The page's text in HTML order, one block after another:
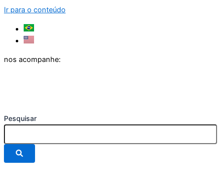
Ir para o conteúdo
nos acompanhe:
Pesquisar